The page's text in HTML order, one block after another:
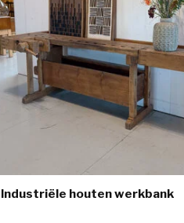
Industriële houten werkbank